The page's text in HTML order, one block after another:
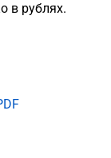
в рублях.